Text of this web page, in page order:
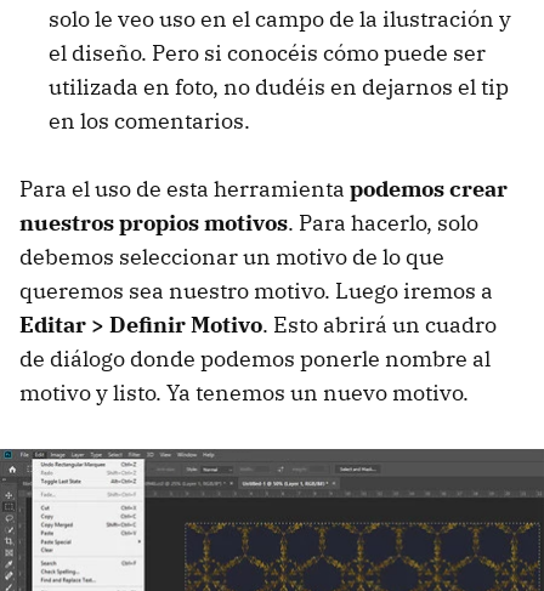
solo le veo uso en el campo de la ilustración y
el diseño. Pero si conocéis cómo puede ser
utilizada en foto, no dudéis en dejarnos el tip
en los comentarios.
Para el uso de esta herramienta podemos crear
nuestros propios motivos. Para hacerlo, solo
debemos seleccionar un motivo de lo que
queremos sea nuestro motivo. Luego iremos a
Editar > Definir Motivo. Esto abrirá un cuadro
de diálogo donde podemos ponerle nombre al
motivo y listo. Ya tenemos un nuevo motivo.